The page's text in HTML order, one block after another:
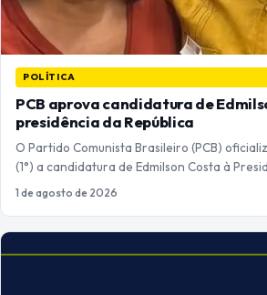
POLÍTICA
PCB aprova candidatura de
presidência da República
O Partido Comunista Brasileiro (PCB)
(1°) a candidatura de Edmilson Costa à
1 de agosto de 2026